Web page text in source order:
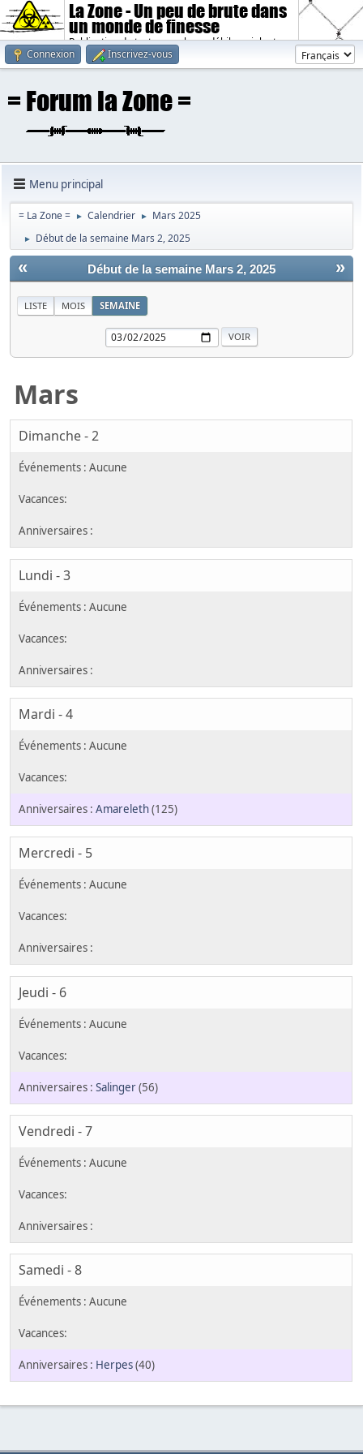
La Zone - Un peu de brute dans
un monde de finesse
Publication de textes sombres, débiles, violents.
Connexion
Inscrivez-vous
Menu principal
= La Zone = ► Calendrier ► Mars 2025
► Début de la semaine Mars 2, 2025
« »
Début de la semaine Mars 2, 2025
LISTE MOIS SEMAINE
Mars
Dimanche - 2
Lundi - 3
Mardi - 4
Amareleth(125)
Mercredi - 5
Jeudi - 6
Salinger(56)
Vendredi - 7
Samedi - 8
Herpes(40)